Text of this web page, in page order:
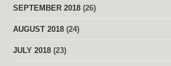
SEPTEMBER 2018 (26)
AUGUST 2018 (24)
JULY 2018 (23)